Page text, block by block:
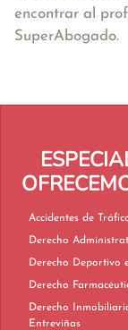
encontrar al
SuperAbogado.
Derecho Inmobiliario y
Entreviñas